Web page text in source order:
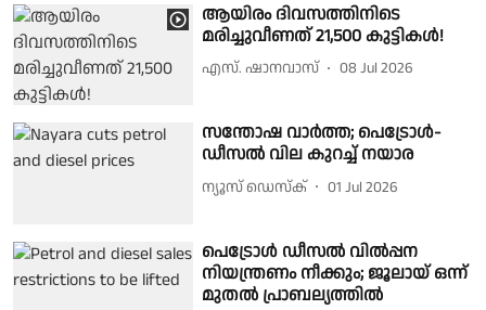
ആയിരം ദിവസത്തിനിടെ
മരിച്ചുവീണത് 21,500 കുട്ടികള്‍!
എസ്. ഷാനവാസ് 08 Jul 2026
സന്തോഷ വാർത്ത; പെട്രോൾ-
ഡീസൽ വില കുറച്ച് നയാര
ന്യൂസ് ഡെസ്ക് 01 Jul 2026
പെട്രോൾ ഡീസൽ വിൽപ്പന
നിയന്ത്രണം നീക്കും; ജൂലായ് ഒന്ന്
മുതൽ പ്രാബല്യത്തിൽ